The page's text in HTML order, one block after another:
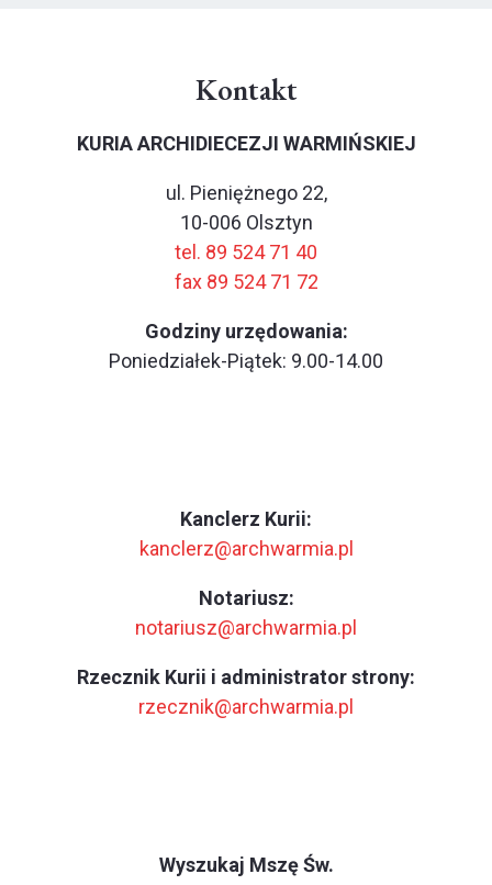
Kontakt
KURIA ARCHIDIECEZJI WARMIŃSKIEJ
ul. Pieniężnego 22,
10-006 Olsztyn
tel. 89 524 71 40
fax 89 524 71 72
Godziny urzędowania:
Poniedziałek-Piątek: 9.00-14.00
Kanclerz Kurii:
kanclerz@archwarmia.pl
Notariusz:
notariusz@archwarmia.pl
Rzecznik Kurii i administrator strony:
rzecznik@archwarmia.pl
Wyszukaj Mszę Św.